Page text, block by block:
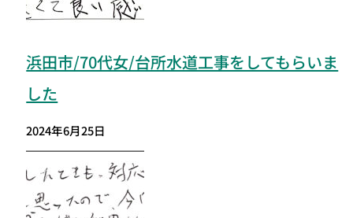
浜田市/70代女/台所水道工事をしてもらいま
した
2024年6月25日